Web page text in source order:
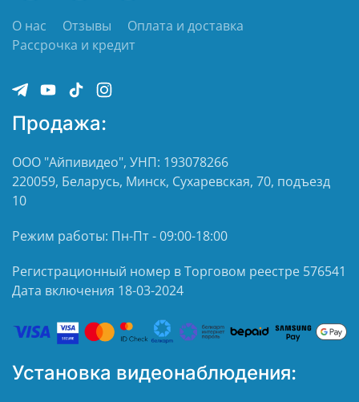
О нас Отзывы
Оплата и доставка
Рассрочка и кредит
Продажа:
ООО "Айпивидео", УНП: 193078266
220059, Беларусь, Минск, Сухаревская, 70, подъезд
10
Режим работы: Пн-Пт - 09:00-18:00
Регистрационный номер в Торговом реестре 576541
Дата включения 18-03-2024
Установка видеонаблюдения: